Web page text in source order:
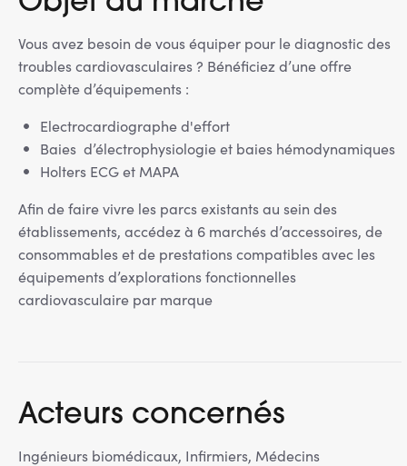
Vous avez besoin de vous équiper pour le diagnostic des
troubles cardiovasculaires ? Bénéficiez d’une offre
complète d’équipements :
Electrocardiographe d'effort
Baies d’électrophysiologie et baies hémodynamiques
Holters ECG et MAPA
Afin de faire vivre les parcs existants au sein des
établissements, accédez à 6 marchés d’accessoires, de
consommables et de prestations compatibles avec les
équipements d’explorations fonctionnelles
cardiovasculaire par marque
Acteurs concernés
Ingénieurs biomédicaux, Infirmiers, Médecins